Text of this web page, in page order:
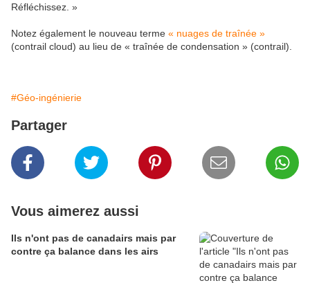
Réfléchissez. »
Notez également le nouveau terme « nuages ​​de traînée »
(contrail cloud) au lieu de « traînée de condensation » (contrail).
#Géo-ingénierie
Partager
Vous aimerez aussi
Ils n'ont pas de canadairs mais par
contre ça balance dans les airs